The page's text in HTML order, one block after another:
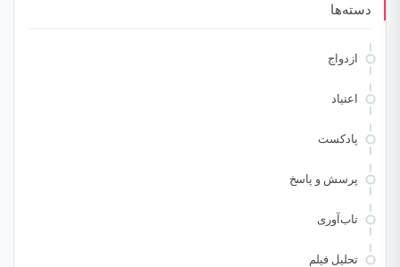
دسته‌ها
ازدواج
اعتیاد
پادکست
پرسش و پاسخ
تاب‌آوری
تحلیل فیلم